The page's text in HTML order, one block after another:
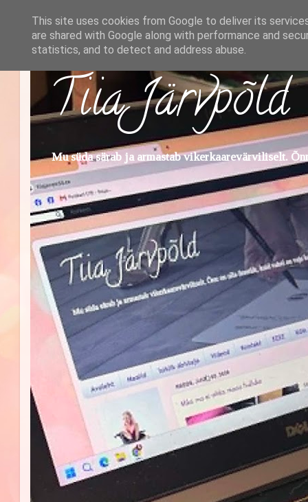
Tiia Järvpõld
Mu süda särab ja armastab vikerkaarevärviliselt.
This site uses cookies from Google to deliver its
are shared with Google along with performance and
statistics, and to detect and address abuse.